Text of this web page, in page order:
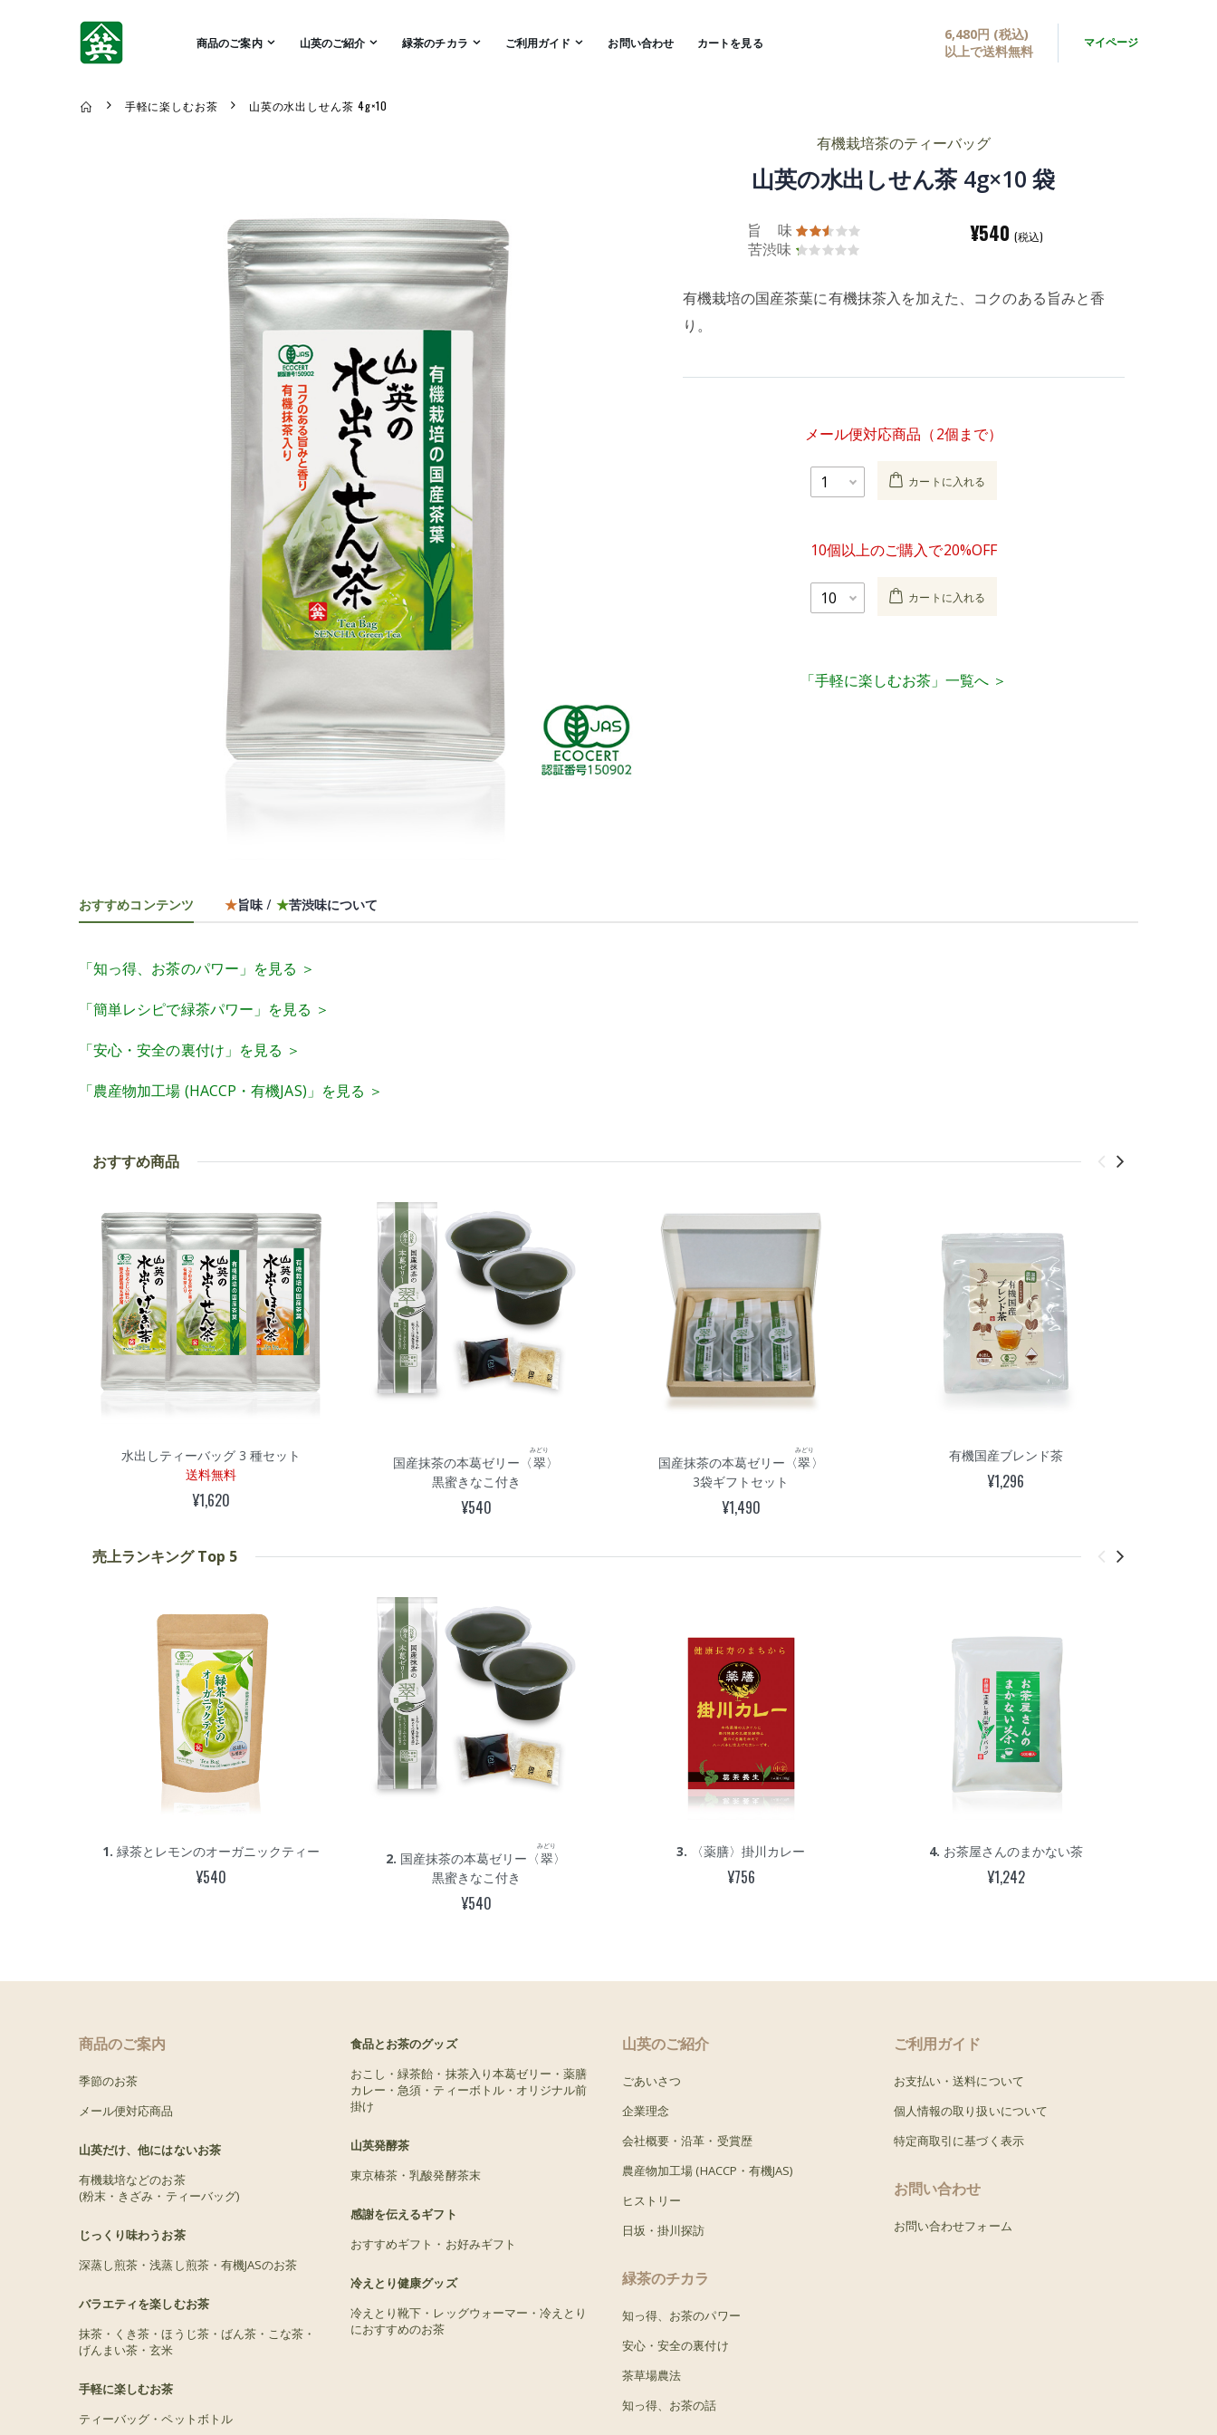
商品のご案内 山英のご紹介 緑茶のチカラ ご利用ガイド お問い合わせ カートを見る
6,480円 (税込)
以上で送料無料
マイページ
手軽に楽しむお茶 山英の水出しせん茶 4g×10
有機栽培茶のティーバッグ
山英の水出しせん茶 4g×10 袋
旨 味
苦渋味
¥540(税込)
有機栽培の国産茶葉に有機抹茶入を加えた、コクのある旨みと香
り。
メール便対応商品（2個まで）
カートに入れる
10個以上のご購入で20%OFF
カートに入れる
「手軽に楽しむお茶」一覧へ ＞
おすすめコンテンツ ★旨味 / ★苦渋味について
「知っ得、お茶のパワー」を見る ＞
「簡単レシピで緑茶パワー」を見る ＞
「安心・安全の裏付け」を見る ＞
「農産物加工場 (HACCP・有機JAS)」を見る ＞
おすすめ商品
水出しティーバッグ 3 種セット
送料無料
¥1,620
国産抹茶の本葛ゼリー〈翠
みどり
〉
黒蜜きなこ付き
¥540
国産抹茶の本葛ゼリー〈翠
みどり
〉
3袋ギフトセット
¥1,490
有機国産ブレンド茶
¥1,296
売上ランキング Top 5
1. 緑茶とレモンのオーガニックティー
¥540
2. 国産抹茶の本葛ゼリー〈翠
みどり
〉
黒蜜きなこ付き
¥540
3. 〈薬膳〉掛川カレー
¥756
4. お茶屋さんのまかない茶
¥1,242
商品のご案内
季節のお茶
メール便対応商品
山英だけ、他にはないお茶
有機栽培などのお茶
(粉末・きざみ・ティーバッグ)
じっくり味わうお茶
深蒸し煎茶・浅蒸し煎茶・有機JASのお茶
バラエティを楽しむお茶
抹茶・くき茶・ほうじ茶・ばん茶・こな茶・
げんまい茶・玄米
手軽に楽しむお茶
ティーバッグ・ペットボトル
食品とお茶のグッズ
おこし・緑茶飴・抹茶入り本葛ゼリー・薬膳
カレー・急須・ティーボトル・オリジナル前
掛け
山英発酵茶
東京椿茶・乳酸発酵茶末
感謝を伝えるギフト
おすすめギフト・お好みギフト
冷えとり健康グッズ
冷えとり靴下・レッグウォーマー・冷えとり
におすすめのお茶
山英のご紹介
ごあいさつ
企業理念
会社概要・沿革・受賞歴
農産物加工場 (HACCP・有機JAS)
ヒストリー
日坂・掛川探訪
緑茶のチカラ
知っ得、お茶のパワー
安心・安全の裏付け
茶草場農法
知っ得、お茶の話
ご利用ガイド
お支払い・送料について
個人情報の取り扱いについて
特定商取引に基づく表示
お問い合わせ
お問い合わせフォーム